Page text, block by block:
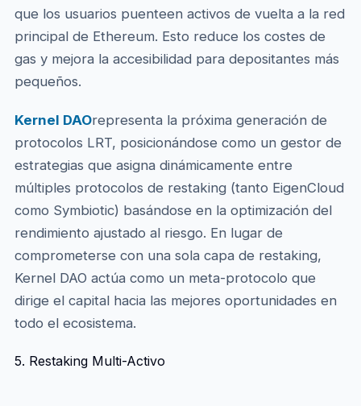
que los usuarios puenteen activos de vuelta a la red
principal de Ethereum. Esto reduce los costes de
gas y mejora la accesibilidad para depositantes más
pequeños.
Kernel DAOrepresenta la próxima generación de
protocolos LRT, posicionándose como un gestor de
estrategias que asigna dinámicamente entre
múltiples protocolos de restaking (tanto EigenCloud
como Symbiotic) basándose en la optimización del
rendimiento ajustado al riesgo. En lugar de
comprometerse con una sola capa de restaking,
Kernel DAO actúa como un meta-protocolo que
dirige el capital hacia las mejores oportunidades en
todo el ecosistema.
5. Restaking Multi-Activo